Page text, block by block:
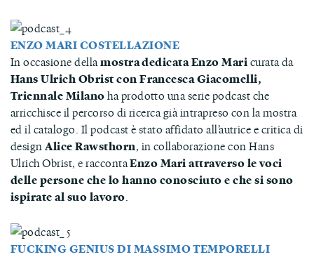
ENZO MARI COSTELLAZIONE
In occasione dellamostra dedicata Enzo Mari curata da
Hans Ulrich Obrist con Francesca Giacomelli,
Triennale Milanoha prodotto una serie podcast che
arricchisce il percorso di ricerca già intrapreso con la mostra
ed il catalogo. Il podcast è stato affidato all’autrice e critica di
designAlice Rawsthorn, in collaborazione con Hans
Ulrich Obrist, e raccontaEnzo Mari attraverso le voci
delle persone che lo hanno conosciuto e che si sono
ispirate al suo lavoro.
FUCKING GENIUS DI MASSIMO TEMPORELLI